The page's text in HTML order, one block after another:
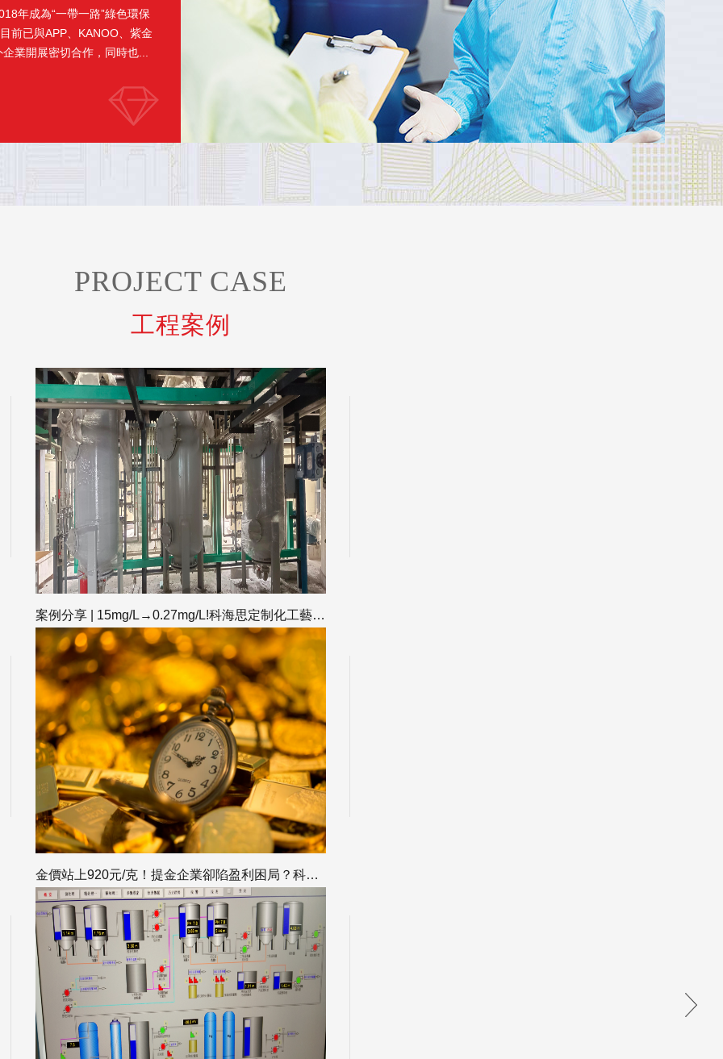
年成為“一帶一路”綠色環保
前已與APP、KANOO、紫金
業開展密切合作，同時也...
PROJECT CASE
工程案例
案例分享 | 15mg/L→0.27mg/L!科海思定制化工藝靶向破解鋰液除雜深度痛點
金價站上920元/克！提金企業卻陷盈利困局？科海思實力破解黃金回收難題